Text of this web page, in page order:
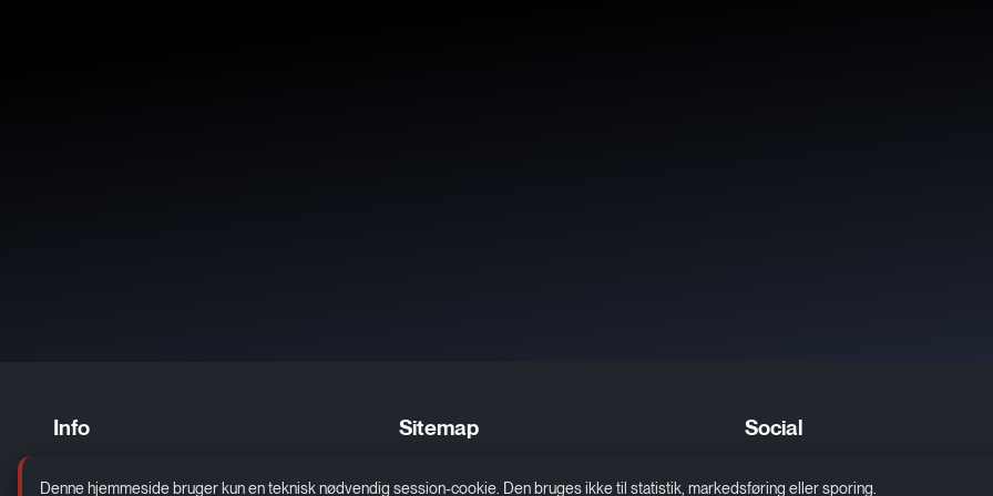
Info
Kontakt
Sitemap
Erhverv
Social
Facebook
Denne hjemmeside bruger kun en teknisk nødvendig session-cookie. Den bruges ikke til statistik, markedsføring eller sporing.